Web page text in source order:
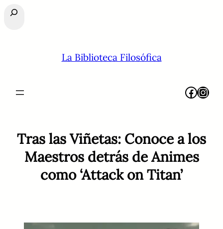
Buscar
La Biblioteca Filosófica
Facebook Instagram
Tras las Viñetas: Conoce a los
Maestros detrás de Animes
como ‘Attack on Titan’